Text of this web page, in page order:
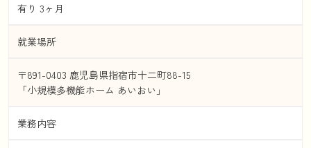
有り 3ヶ月
就業場所
〒891-0403 鹿児島県指宿市十二町88-15
「小規模多機能ホーム あいおい」
業務内容